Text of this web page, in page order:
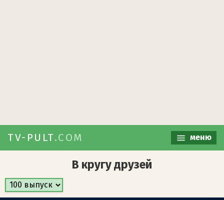
TV-PULT.COM меню
В кругу друзей